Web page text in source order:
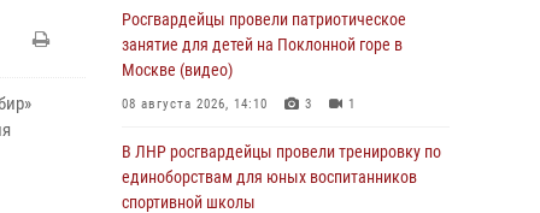
Росгвардейцы провели патриотическое
занятие для детей на Поклонной горе в
Москве (видео)
08 августа 2026, 14:10 3 1
В ЛНР росгвардейцы провели тренировку по
единоборствам для юных воспитанников
спортивной школы